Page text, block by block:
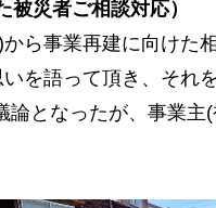
被災者ご相談対応）
ら事業再建に向けた
を語って頂き、それ
となったが、事業主